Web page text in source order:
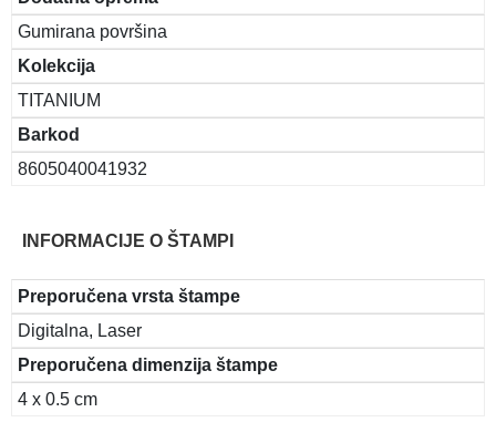
Gumirana površina
Kolekcija
TITANIUM
Barkod
8605040041932
INFORMACIJE O ŠTAMPI
Preporučena vrsta štampe
Digitalna, Laser
Preporučena dimenzija štampe
4 x 0.5 cm